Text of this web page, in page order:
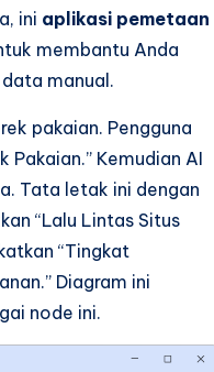
ini aplikasi pemetaan
membantu Anda
manual.
pakaian. Pengguna
Pakaian.” Kemudian AI
Tata letak ini dengan
“Lalu Lintas Situs
“Tingkat
Diagram ini
node ini.